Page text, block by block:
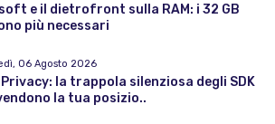
e il dietrofront sulla RAM: i 32 GB
più necessari
06 Agosto 2026
Privacy: la trappola silenziosa degli SDK
la tua posizio..